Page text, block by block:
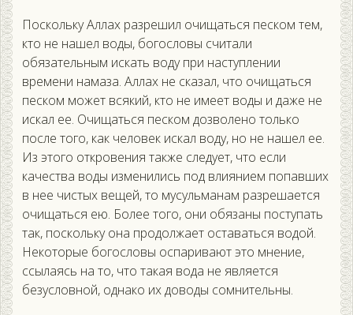
Поскольку Аллах разрешил очищаться песком тем,
кто не нашел воды, богословы считали
обязательным искать воду при наступлении
времени намаза. Аллах не сказал, что очищаться
песком может всякий, кто не имеет воды и даже не
искал ее. Очищаться песком дозволено только
после того, как человек искал воду, но не нашел ее.
Из этого откровения также следует, что если
качества воды изменились под влиянием попавших
в нее чистых вещей, то мусульманам разрешается
очищаться ею. Более того, они обязаны поступать
так, поскольку она продолжает оставаться водой.
Некоторые богословы оспаривают это мнение,
ссылаясь на то, что такая вода не является
безусловной, однако их доводы сомнительны.